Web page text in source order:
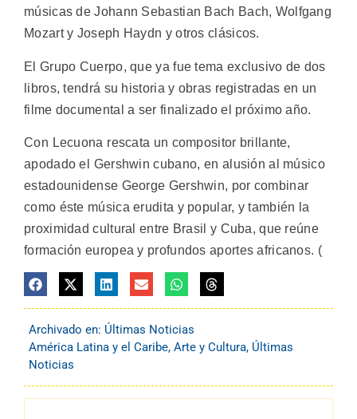
músicas de Johann Sebastian Bach Bach, Wolfgang
Mozart y Joseph Haydn y otros clásicos.
El Grupo Cuerpo, que ya fue tema exclusivo de dos
libros, tendrá su historia y obras registradas en un
filme documental a ser finalizado el próximo año.
Con Lecuona rescata un compositor brillante,
apodado el Gershwin cubano, en alusión al músico
estadounidense George Gershwin, por combinar
como éste música erudita y popular, y también la
proximidad cultural entre Brasil y Cuba, que reúne
formación europea y profundos aportes africanos. (
Archivado en: Últimas Noticias
América Latina y el Caribe, Arte y Cultura, Últimas
Noticias